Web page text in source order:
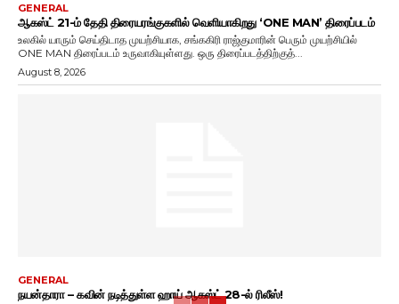
GENERAL
ஆகஸ்ட் 21-ம் தேதி திரையரங்குகளில் வெளியாகிறது ‘ONE MAN’ திரைப்படம்
உலகில் யாரும் செய்திடாத முயற்சியாக, சங்ககிரி ராஜ்குமாரின் பெரும் முயற்சியில்
ONE MAN திரைப்படம் உருவாகியுள்ளது. ஒரு திரைப்படத்திற்குத்...
August 8, 2026
GENERAL
நயன்தாரா – கவின் நடித்துள்ள ஹாய் ஆகஸ்ட் 28-ல் ரிலீஸ்!